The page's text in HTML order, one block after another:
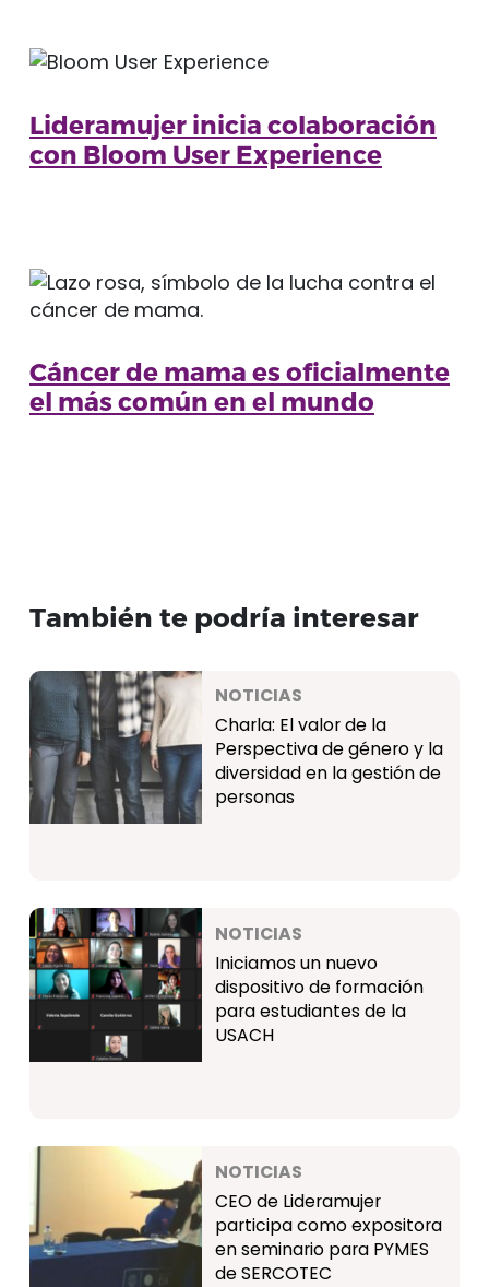
Lideramujer inicia colaboración
con Bloom User Experience
Cáncer de mama es oficialmente
el más común en el mundo
También te podría interesar
NOTICIAS
Charla: El valor de la
Perspectiva de género y la
diversidad en la gestión de
personas
NOTICIAS
Iniciamos un nuevo
dispositivo de formación
para estudiantes de la
USACH
NOTICIAS
CEO de Lideramujer
participa como expositora
en seminario para PYMES
de SERCOTEC